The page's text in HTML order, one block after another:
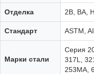
Отделка 2B, BA,
Стандарт ASTM,
Марки стали
Серия
317L,
253MA,